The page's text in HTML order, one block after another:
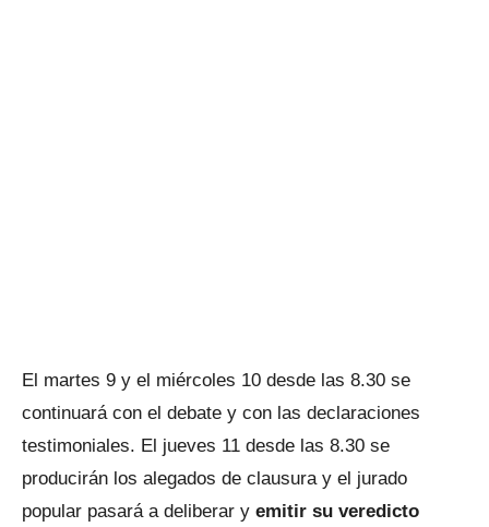
El martes 9 y el miércoles 10 desde las 8.30 se
continuará con el debate y con las declaraciones
testimoniales. El jueves 11 desde las 8.30 se
producirán los alegados de clausura y el jurado
popular pasará a deliberar y emitir su veredicto